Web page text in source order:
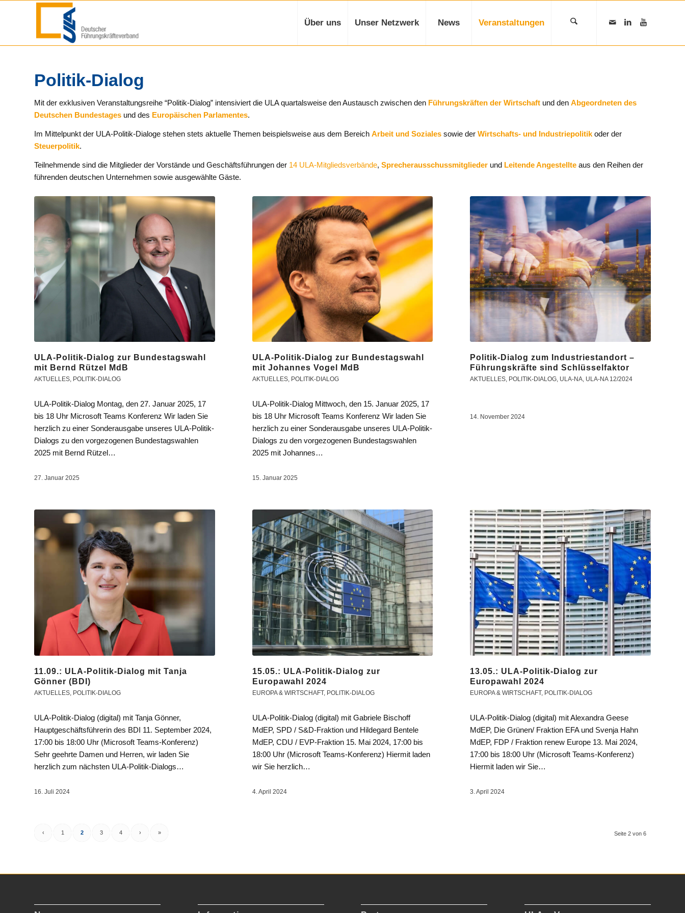
Über uns Unser Netzwerk News Veranstaltungen
Politik-Dialog
Mit der exklusiven Veranstaltungsreihe “Politik-Dialog” intensiviert die ULA quartalsweise den Austausch zwischen den Führungskräften der Wirtschaft und den Abgeordneten des
Deutschen Bundestages und des Europäischen Parlamentes.
Im Mittelpunkt der ULA-Politik-Dialoge stehen stets aktuelle Themen beispielsweise aus dem Bereich Arbeit und Soziales sowie der Wirtschafts- und Industriepolitik oder der
Steuerpolitik.
Teilnehmende sind die Mitglieder der Vorstände und Geschäftsführungen der 14 ULA-Mitgliedsverbände, Sprecherausschussmitglieder und Leitende Angestellte aus den Reihen der
führenden deutschen Unternehmen sowie ausgewählte Gäste.
ULA-Politik-Dialog zur Bundestagswahl
mit Bernd Rützel MdB
AKTUELLES, POLITIK-DIALOG
ULA-Politik-Dialog Montag, den 27. Januar 2025, 17
bis 18 Uhr Microsoft Teams Konferenz Wir laden Sie
herzlich zu einer Sonderausgabe unseres ULA-Politik-
Dialogs zu den vorgezogenen Bundestagswahlen
2025 mit Bernd Rützel…
27. Januar 2025
ULA-Politik-Dialog zur Bundestagswahl
mit Johannes Vogel MdB
AKTUELLES, POLITIK-DIALOG
ULA-Politik-Dialog Mittwoch, den 15. Januar 2025, 17
bis 18 Uhr Microsoft Teams Konferenz Wir laden Sie
herzlich zu einer Sonderausgabe unseres ULA-Politik-
Dialogs zu den vorgezogenen Bundestagswahlen
2025 mit Johannes…
15. Januar 2025
Politik-Dialog zum Industriestandort –
Führungskräfte sind Schlüsselfaktor
AKTUELLES, POLITIK-DIALOG, ULA-NA, ULA-NA 12/2024
14. November 2024
11.09.: ULA-Politik-Dialog mit Tanja
Gönner (BDI)
AKTUELLES, POLITIK-DIALOG
ULA-Politik-Dialog (digital) mit Tanja Gönner,
Hauptgeschäftsführerin des BDI 11. September 2024,
17:00 bis 18:00 Uhr (Microsoft Teams-Konferenz)
Sehr geehrte Damen und Herren, wir laden Sie
herzlich zum nächsten ULA-Politik-Dialogs…
16. Juli 2024
15.05.: ULA-Politik-Dialog zur
Europawahl 2024
EUROPA & WIRTSCHAFT, POLITIK-DIALOG
ULA-Politik-Dialog (digital) mit Gabriele Bischoff
MdEP, SPD / S&D-Fraktion und Hildegard Bentele
MdEP, CDU / EVP-Fraktion 15. Mai 2024, 17:00 bis
18:00 Uhr (Microsoft Teams-Konferenz) Hiermit laden
wir Sie herzlich…
4. April 2024
13.05.: ULA-Politik-Dialog zur
Europawahl 2024
EUROPA & WIRTSCHAFT, POLITIK-DIALOG
ULA-Politik-Dialog (digital) mit Alexandra Geese
MdEP, Die Grünen/ Fraktion EFA und Svenja Hahn
MdEP, FDP / Fraktion renew Europe 13. Mai 2024,
17:00 bis 18:00 Uhr (Microsoft Teams-Konferenz)
Hiermit laden wir Sie…
3. April 2024
Seite 2 von 6
‹ 1 2 3 4 › »